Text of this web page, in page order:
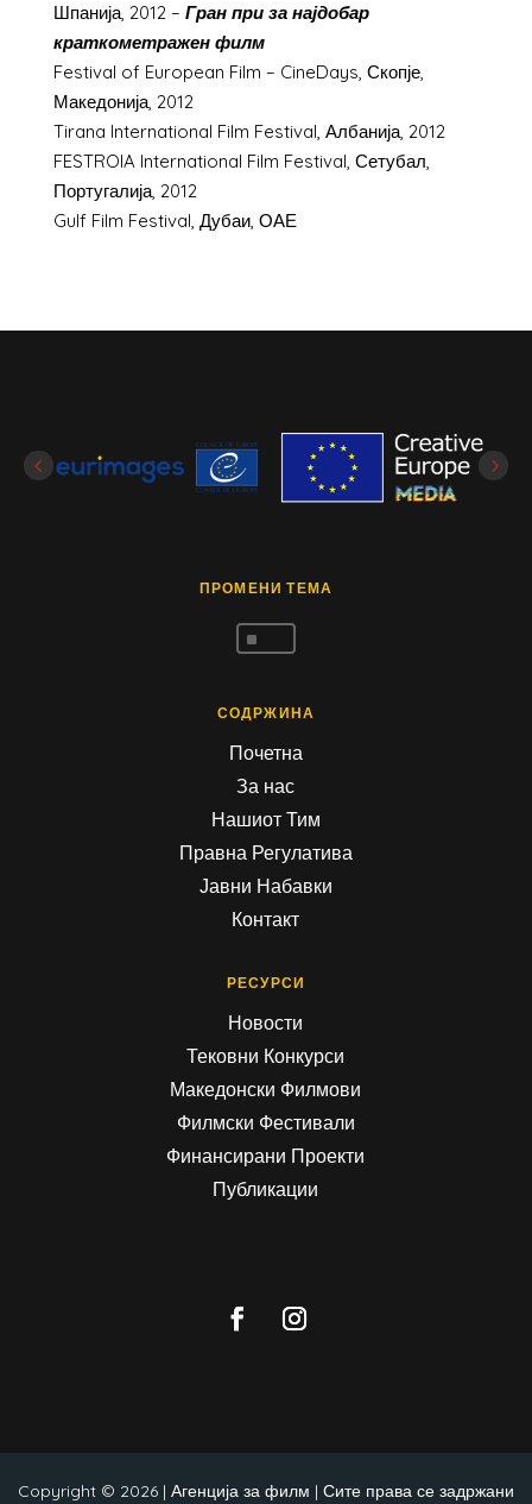
Шпанија, 2012 – Гран при за најдобар
краткометражен филм
Festival of European Film – CineDays, Скопје,
Македонија, 2012
Tirana International Film Festival, Албанија, 2012
FESTROIA International Film Festival, Сетубал,
Португалија, 2012
Gulf Film Festival, Дубаи, ОАЕ
ПРОМЕНИ ТЕМА
^
СОДРЖИНА
Почетна
За нас
Нашиот Тим
Правна Регулатива
Јавни Набавки
Контакт
РЕСУРСИ
Новости
Тековни Конкурси
Македонски Филмови
Филмски Фестивали
Финансирани Проекти
Публикации
Copyright © 2026 | Агенција за филм | Сите права се задржани